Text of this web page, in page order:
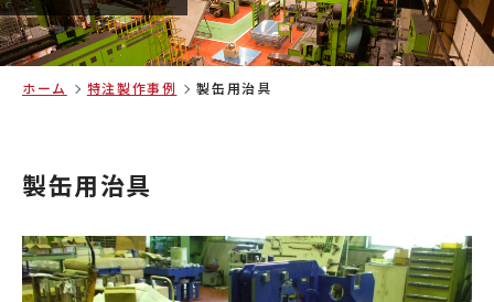
ホーム 特注製作事例 製缶用治具
製缶用治具